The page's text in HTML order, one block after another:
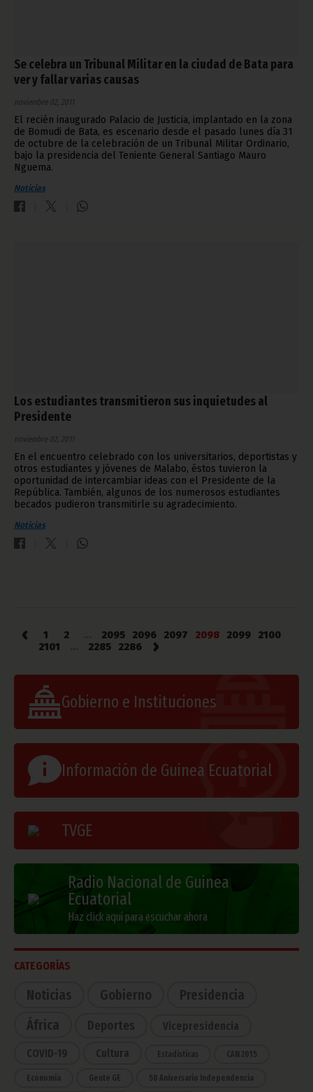
Se celebra un Tribunal Militar en la ciudad de Bata para
ver y fallar varias causas
noviembre 02, 2011
El recién inaugurado Palacio de Justicia, implantado en la zona
de Bomudi de Bata, es escenario desde el pasado lunes día 31
de octubre de la celebración de un Tribunal Militar Ordinario,
bajo la presidencia del Teniente General Santiago Mauro
Nguema.
Noticias
Los estudiantes transmitieron sus inquietudes al
Presidente
noviembre 02, 2011
En el encuentro celebrado con los universitarios, deportistas y
otros estudiantes y jóvenes de Malabo, éstos tuvieron la
oportunidad de intercambiar ideas con el Presidente de la
República. También, algunos de los numerosos estudiantes
becados pudieron transmitirle su agradecimiento.
Noticias
‹ 1 2 2095 2096 2097 2098 2099
2100
2101
2285 2286 ›
Gobierno e Instituciones
Información de Guinea Ecuatorial
TVGE
Radio Nacional de Guinea
Ecuatorial
Haz click aquí para escuchar ahora
CATEGORÍAS
Noticias Gobierno
Presidencia
África
Deportes Vicepresidencia
COVID-19 Cultura Estadísticas CAN 2015
Economía Gente GE 50 Aniversario Independencia